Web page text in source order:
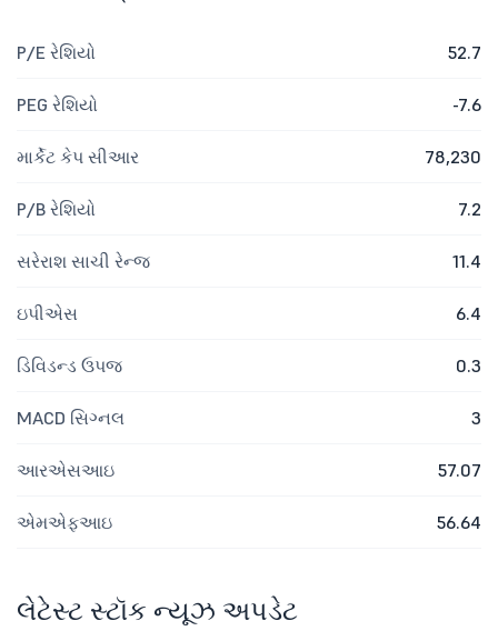
P/E રેશિયો 52.7
PEG રેશિયો -7.6
માર્કેટ કેપ સીઆર 78,230
P/B રેશિયો 7.2
સરેરાશ સાચી રેન્જ 11.4
ઇપીએસ 6.4
ડિવિડન્ડ ઉપજ 0.3
MACD સિગ્નલ 3
આરએસઆઇ 57.07
એમએફઆઇ 56.64
લેટેસ્ટ સ્ટૉક ન્યૂઝ અપડેટ